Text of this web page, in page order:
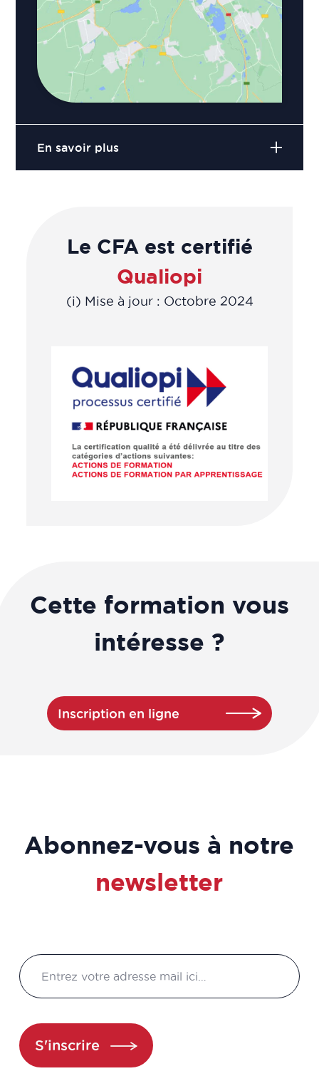
En savoir plus
Le CFA est certifié
Qualiopi
(i) Mise à jour : Octobre 2024
Cette formation vous
intéresse ?
Inscription en ligne
Abonnez-vous à notre
newsletter
S'inscrire